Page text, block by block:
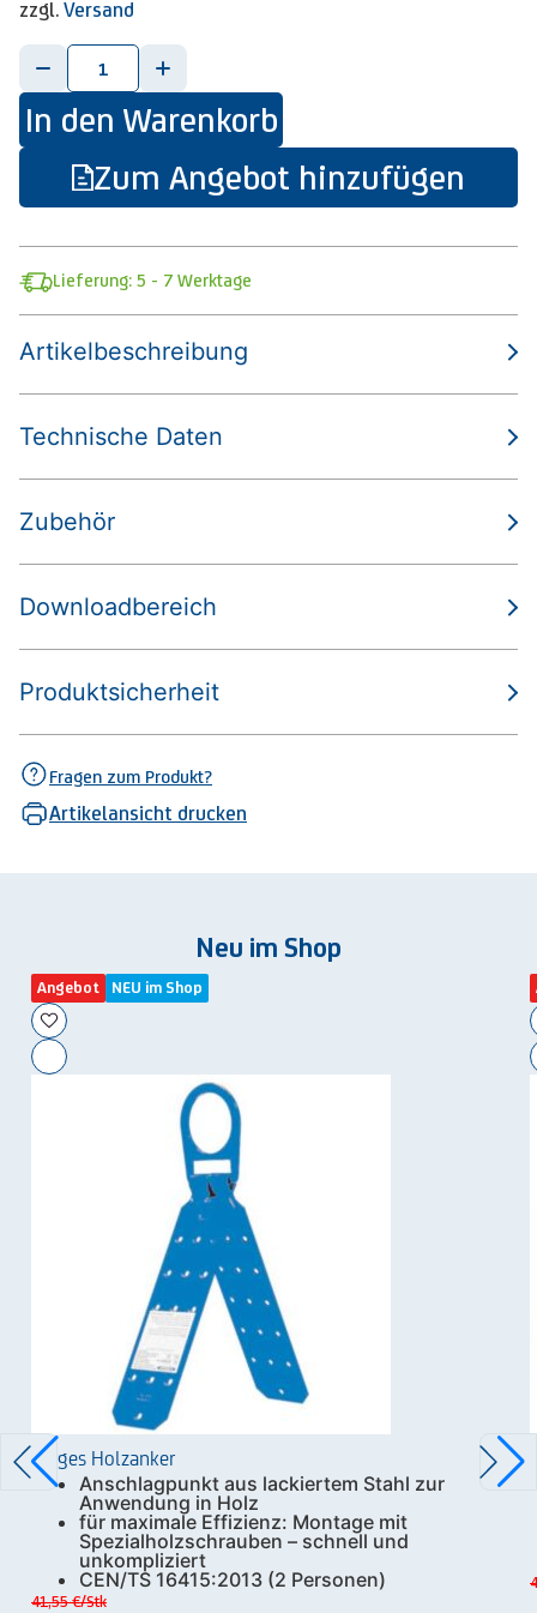
zzgl. Versand
-
+
In den Warenkorb
Zum Angebot hinzufügen
Lieferung: 5 - 7 Werktage
Artikelbeschreibung
Technische Daten
Zubehör
Downloadbereich
Produktsicherheit
Fragen zum Produkt?
Artikelansicht drucken
Neu im Shop
Angebot NEU im Shop
Zarges Holzanker
Anschlagpunkt aus lackiertem Stahl zur
Anwendung in Holz
für maximale Effizienz: Montage mit
Spezialholzschrauben – schnell und
unkompliziert
CEN/TS 16415:2013 (2 Personen)
41,55 €/Stk